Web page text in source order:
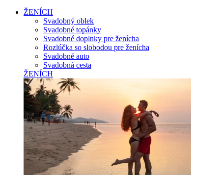
ŽENÍCH
Svadobný oblek
Svadobné topánky
Svadobné doplnky pre ženícha
Rozlúčka so slobodou pre ženícha
Svadobné auto
Svadobná cesta
ŽENÍCH